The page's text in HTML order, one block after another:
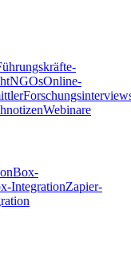
NGOsOnline-
Webinare
Box-
IntegrationZapier-